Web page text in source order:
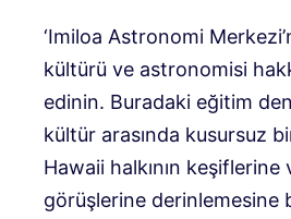
‘Imiloa Astronomi
kültürü ve astronomisi
edinin. Buradaki eğitim
kültür arasında kusursuz
Hawaii halkının keşiflerine
görüşlerine derinlemesine